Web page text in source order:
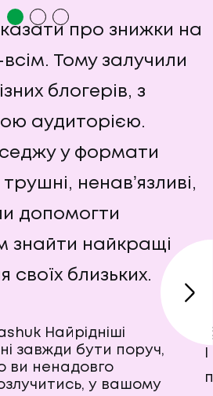
про знижки на
всім. Тому залучили
блогерів, з
аудиторією.
у формати
ненавʼязливі,
допомогти
знайти найкращі
своїх близьких.
Найрідніші
завжди бути поруч,
ви ненадовго
у вашому